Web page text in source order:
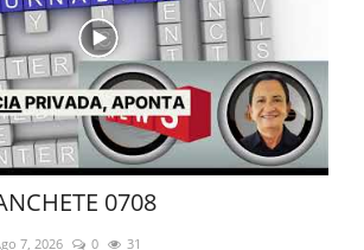
Mega-Sena acumula novamente e prêmio vai a R$ 150 milhões
Flávio Bolsonaro anuncia Alfredo Gaspar como candidato a vice-presidente em sua chapa
Chagas Vieira será primeiro suplente de Luizianne na disputa ao Senado
Enel inaugura base em Horizonte para reforçar fornercimento de energia
0708
7, 2026 0 31